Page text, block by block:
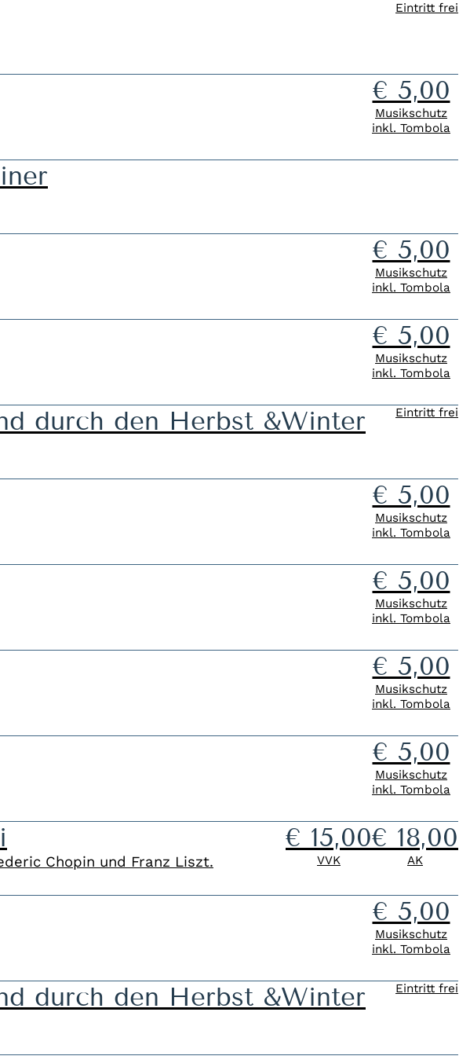
Eintritt frei
€ 5,00
Musikschutz
inkl. Tombola
€ 5,00
Musikschutz
inkl. Tombola
€ 5,00
Musikschutz
inkl. Tombola
durch den Herbst &Winter Eintritt frei
€ 5,00
Musikschutz
inkl. Tombola
€ 5,00
Musikschutz
inkl. Tombola
€ 5,00
Musikschutz
inkl. Tombola
€ 5,00
Musikschutz
inkl. Tombola
Chopin und Franz Liszt.
€ 15,00
VVK
€ 18,00
AK
€ 5,00
Musikschutz
inkl. Tombola
durch den Herbst &Winter Eintritt frei